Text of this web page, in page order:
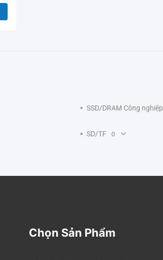
SSD/DRAM Công nghiệp
SD/TF 0
Chọn Sản Phẩm